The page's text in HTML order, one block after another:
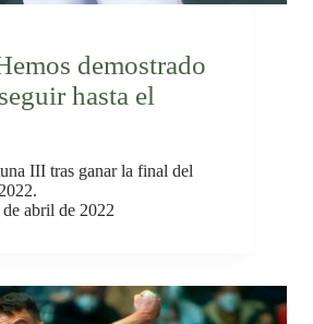
demostrado
hasta el
III tras ganar la final del
de abril de 2022